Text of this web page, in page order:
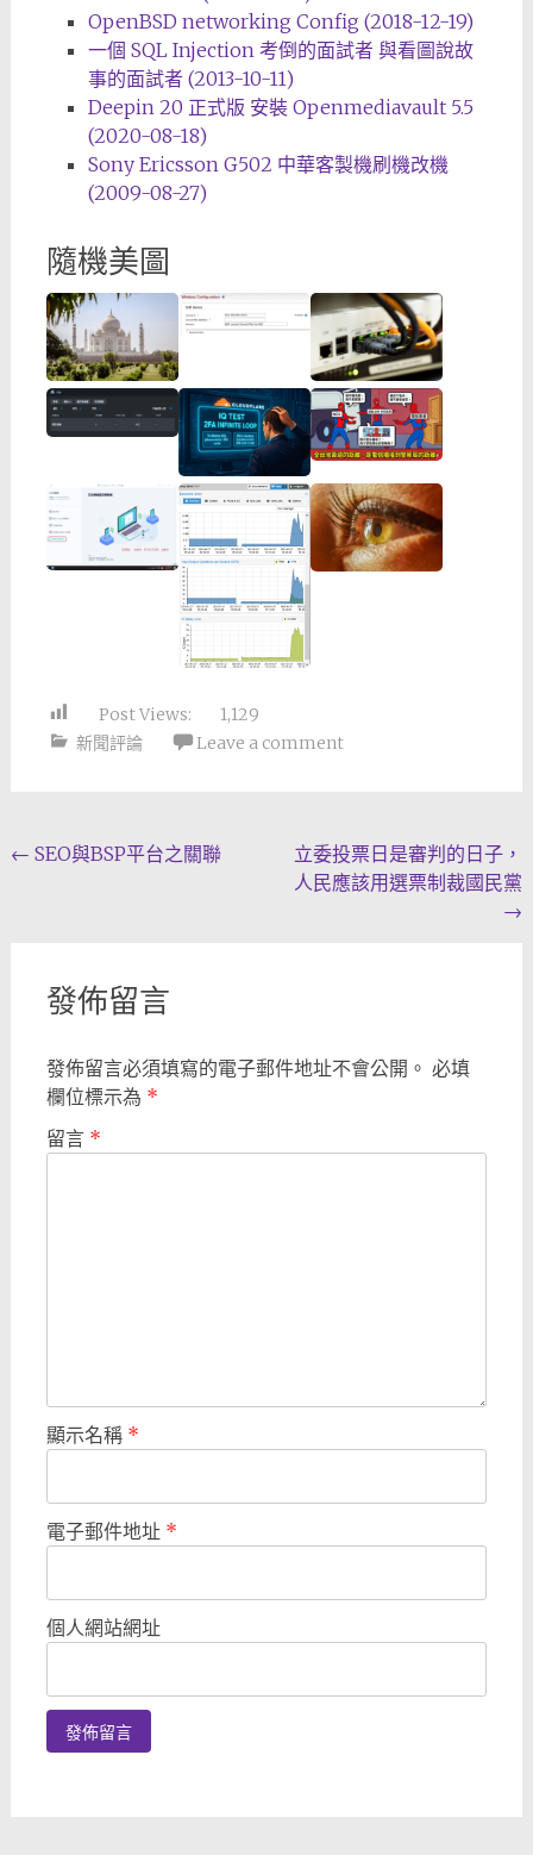
OpenBSD networking Config (2018-12-19)
一個 SQL Injection 考倒的面試者 與看圖說故
事的面試者 (2013-10-11)
Deepin 20 正式版 安裝 Openmediavault 5.5
(2020-08-18)
Sony Ericsson G502 中華客製機刷機改機
(2009-08-27)
隨機美圖
Post Views:
1,129
新聞評論
Leave a comment
Post
← SEO與BSP平台之關聯
立委投票日是審判的日子，
人民應該用選票制裁國民黨
→
發佈留言
發佈留言必須填寫的電子郵件地址不會公開。 必填
欄位標示為 *
留言 *
顯示名稱 *
電子郵件地址 *
個人網站網址